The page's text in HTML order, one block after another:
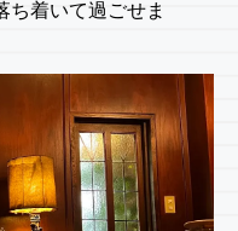
ち着いて過ごせま